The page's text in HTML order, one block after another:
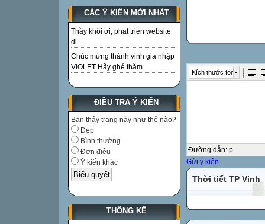
CÁC Ý KIẾN MỚI NHẤT
Thầy khôi ơi, phat trien website
di...
Chúc mừng thành vinh gia nhập
VIOLET Hãy ghé thăm...
ĐIỀU TRA Ý KIẾN
Bạn thấy trang này như thế nào?
Đẹp
Bình thường
Đơn điệu
Ý kiến khác
THỐNG KÊ
Kích thước font
Đường dẫn: p
Gửi ý kiến
Thời tiết TP Vinh